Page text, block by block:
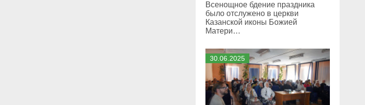
Всенощное бдение праздника
было отслужено в церкви
Казанской иконы Божией
Матери…
30 06 2025